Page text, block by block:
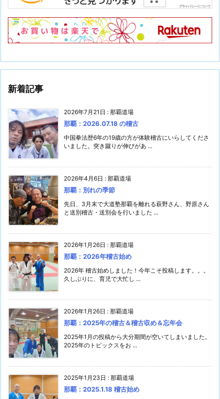
新着記事
2026年7月21日 : 那覇道場
那覇：2026.07.18 の稽古
中国拳法歴6年の19歳の方が体験稽古にいらしてくださ
いました。突き蹴りが伸びがあ ...
2026年4月6日 : 那覇道場
那覇：別れの季節
先日、3月末で大道塾那覇を離れる萩野さん、野原さん
と送別稽古・送別会を行いました ...
2026年1月26日 : 那覇道場
那覇：2026年稽古始め
2026年 稽古始めしました！今年こそ投稿します。。。
久しぶりに、育児で大忙し ...
2026年1月26日 : 那覇道場
那覇：2025年の稽古＆稽古収め＆忘年会
2025年1月の投稿から大分期間が空いてしまいました。
2025年のトピックスをお ...
2025年1月23日 : 那覇道場
那覇：2025.1.18 稽古始め